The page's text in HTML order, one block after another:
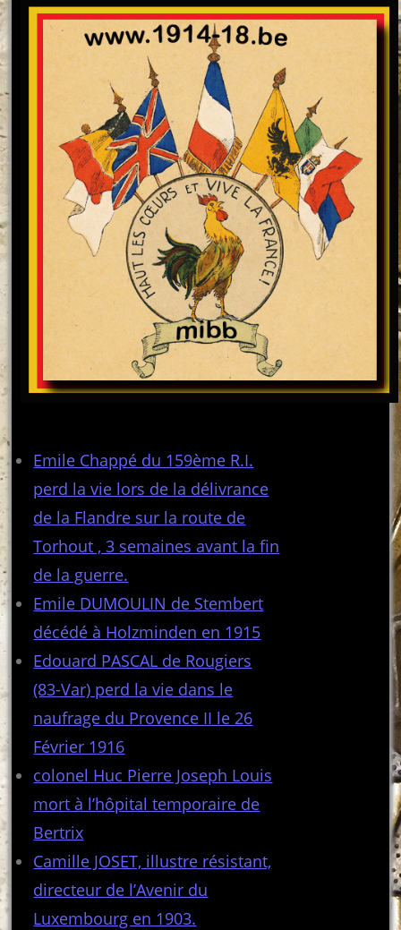
Emile Chappé du 159ème R.I.
perd la vie lors de la délivrance
de la Flandre sur la route de
Torhout , 3 semaines avant la fin
de la guerre.
Emile DUMOULIN de Stembert
décédé à Holzminden en 1915
Edouard PASCAL de Rougiers
(83-Var) perd la vie dans le
naufrage du Provence II le 26
Février 1916
colonel Huc Pierre Joseph Louis
mort à l’hôpital temporaire de
Bertrix
Camille JOSET, illustre résistant,
directeur de l’Avenir du
Luxembourg en 1903.